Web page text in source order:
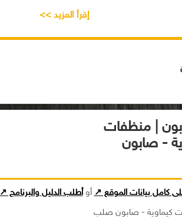
إقرأ المزيد >>
| منظفات
- صابون
كامل بيانات الموقع ↗ أوأطلب الدليل والبرنامج ↗
كيماوية - صابون صلب